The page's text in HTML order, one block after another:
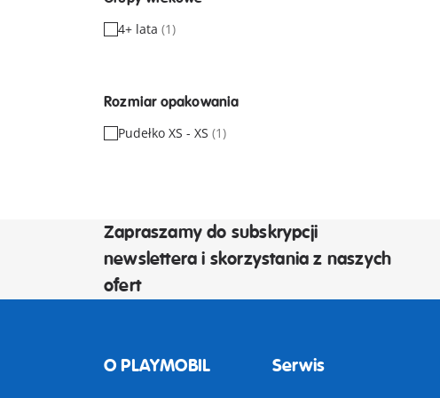
4+ lata (1)
Rozmiar opakowania
Pudełko XS - XS (1)
Zapraszamy do subskrypcji
newslettera i skorzystania z naszych
ofert
O PLAYMOBIL Serwis